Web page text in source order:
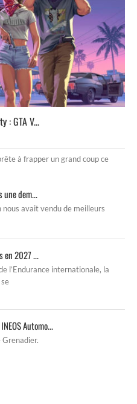
: GTA V...
à frapper un grand coup ce
une dem...
nous avait vendu de meilleurs
en 2027 ...
l’Endurance internationale, la
Automo...
Grenadier.